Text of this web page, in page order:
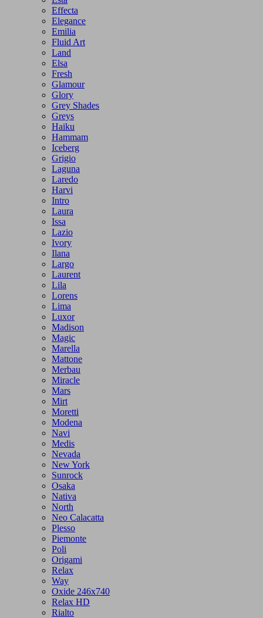
Effecta
Elegance
Emilia
Fluid Art
Land
Elsa
Fresh
Glamour
Glory
Grey Shades
Greys
Haiku
Hammam
Iceberg
Grigio
Laguna
Laredo
Harvi
Intro
Laura
Issa
Lazio
Ivory
Ilana
Largo
Laurent
Lila
Lorens
Lima
Luxor
Madison
Magic
Marella
Mattone
Merbau
Miracle
Mars
Mirt
Moretti
Modena
Navi
Medis
Nevada
New York
Sunrock
Osaka
Nativa
North
Neo Calacatta
Plesso
Piemonte
Poli
Origami
Relax
Way
Oxide 246x740
Relax HD
Rialto